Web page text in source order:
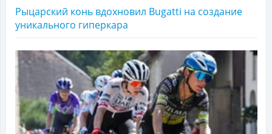
Рыцарский конь вдохновил Bugatti на создание
уникального гиперкара